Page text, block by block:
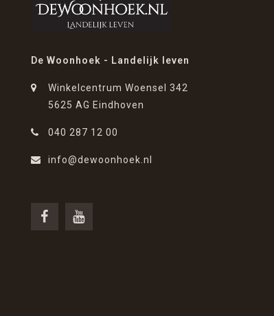
De Woonhoek - Landelijk leven
Winkelcentrum Woensel 342
5625 AG Eindhoven
040 287 12 00
info@dewoonhoek.nl